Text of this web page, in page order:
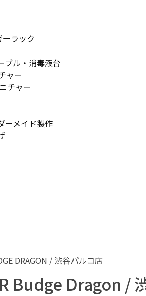
ラック
ブル・消毒液台
ャー
チャー
ーメイド製作
DRAGON / 渋谷パルコ店
Budge Dragon /